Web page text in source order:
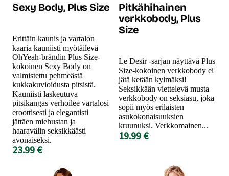
Sexy Body, Plus Size
Erittäin kaunis ja vartalon
kaaria kauniisti myötäilevä
OhYeah-brändin Plus Size-
kokoinen Sexy Body on
valmistettu pehmeästä
kukkakuvioidusta pitsistä.
Kauniisti laskeutuva
pitsikangas verhoilee vartalosi
eroottisesti ja elegantisti
jättäen miehustan ja
haaravälin seksikkäästi
avonaiseksi.
23.99 €
Pitkähihainen
verkkobody, Plus
Size
Le Desir -sarjan näyttävä Plus
Size-kokoinen verkkobody ei
jätä ketään kylmäksi!
Seksikkään viettelevä musta
verkkobody on seksiasu, joka
sopii myös erilaisten
asukokonaisuuksien
kruunuksi. Verkkomainen...
19.99 €